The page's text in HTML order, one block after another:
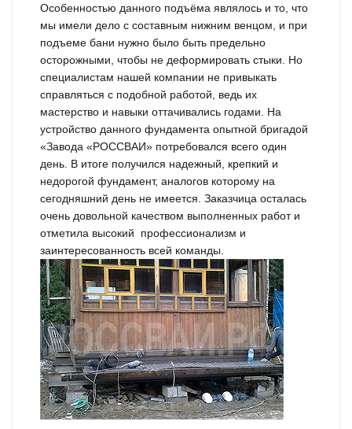
Особенностью данного подъёма являлось и то, что
мы имели дело с составным нижним венцом, и при
подъеме бани нужно было быть предельно
осторожными, чтобы не деформировать стыки. Но
специалистам нашей компании не привыкать
справляться с подобной работой, ведь их
мастерство и навыки оттачивались годами. На
устройство данного фундамента опытной бригадой
«Завода «РОССВАИ» потребовался всего один
день. В итоге получился надежный, крепкий и
недорогой фундамент, аналогов которому на
сегодняшний день не имеется. Заказчица осталась
очень довольной качеством выполненных работ и
отметила высокий профессионализм и
заинтересованность всей команды.